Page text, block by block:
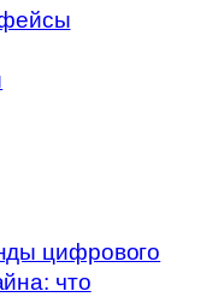
цифрового
что